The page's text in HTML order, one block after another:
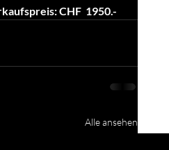
CHF  1950.-
Alle ansehen